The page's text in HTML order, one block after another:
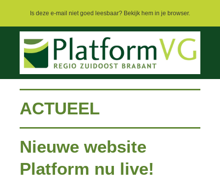
Is deze e-mail niet goed leesbaar? Bekijk hem in je browser.
ACTUEEL
Nieuwe website
Platform nu live!